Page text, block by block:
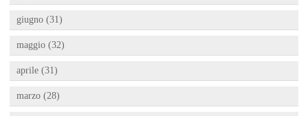
giugno (31)
maggio (32)
aprile (31)
marzo (28)